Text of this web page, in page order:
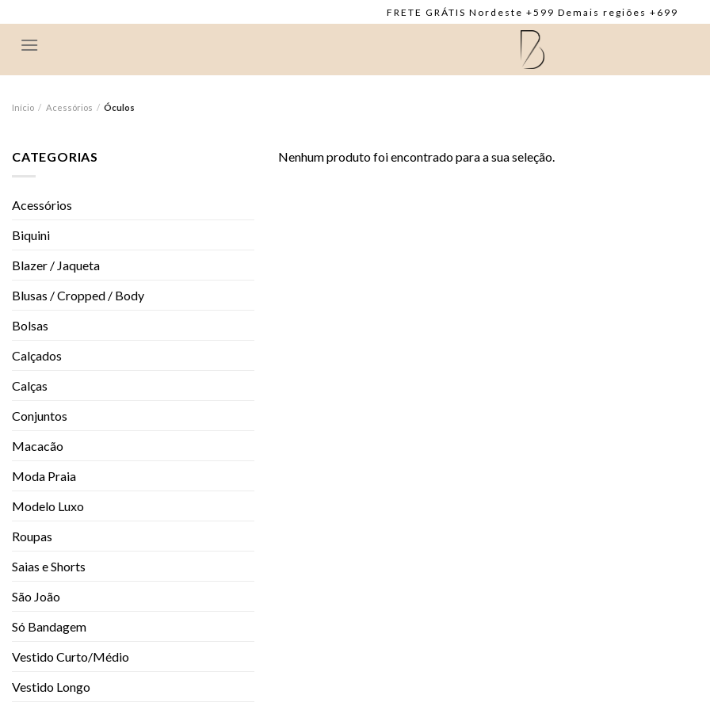
to
content
FRETE GRÁTIS Nordeste +599 Demais regiões +699
Início / Acessórios / Óculos
CATEGORIAS
Acessórios
Biquini
Blazer / Jaqueta
Blusas / Cropped / Body
Bolsas
Calçados
Calças
Conjuntos
Macacão
Moda Praia
Modelo Luxo
Roupas
Saias e Shorts
São João
Só Bandagem
Vestido Curto/Médio
Vestido Longo
Nenhum produto foi encontrado para a sua seleção.